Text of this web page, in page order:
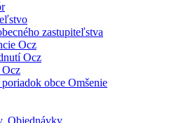
zastupiteľstva
Ocz
Ocz
Ocz
obce Omšenie
Objednávky